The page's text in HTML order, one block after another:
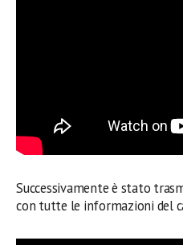
Successivamente è stato
con tutte le informazioni del